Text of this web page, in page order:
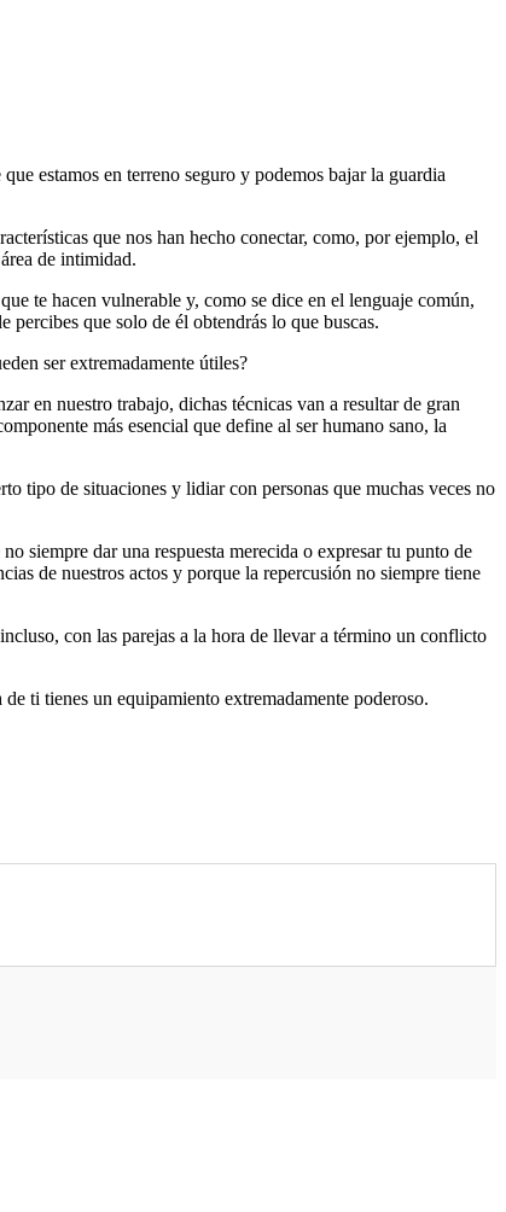
estamos en terreno seguro y podemos bajar la guardia
que nos han hecho conectar, como, por ejemplo, el
de intimidad.
te hacen vulnerable y, como se dice en el lenguaje común,
percibes que solo de él obtendrás lo que buscas.
ser extremadamente útiles?
en nuestro trabajo, dichas técnicas van a resultar de gran
más esencial que define al ser humano sano, la
tipo de situaciones y lidiar con personas que muchas veces no
siempre dar una respuesta merecida o expresar tu punto de
de nuestros actos y porque la repercusión no siempre tiene
con las parejas a la hora de llevar a término un conflicto
ti tienes un equipamiento extremadamente poderoso.